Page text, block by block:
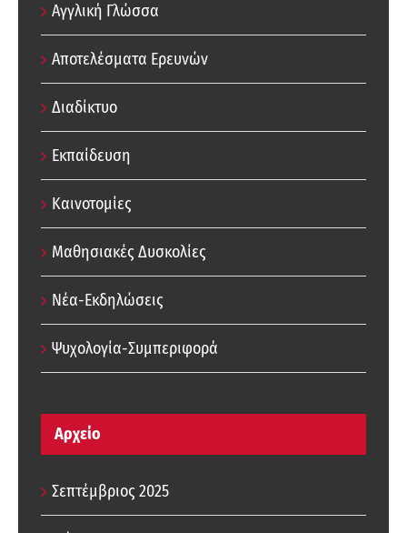
Αγγλική Γλώσσα
Αποτελέσματα Ερευνών
Διαδίκτυο
Εκπαίδευση
Καινοτομίες
Μαθησιακές Δυσκολίες
Νέα-Εκδηλώσεις
Ψυχολογία-Συμπεριφορά
Αρχείο
Σεπτέμβριος 2025